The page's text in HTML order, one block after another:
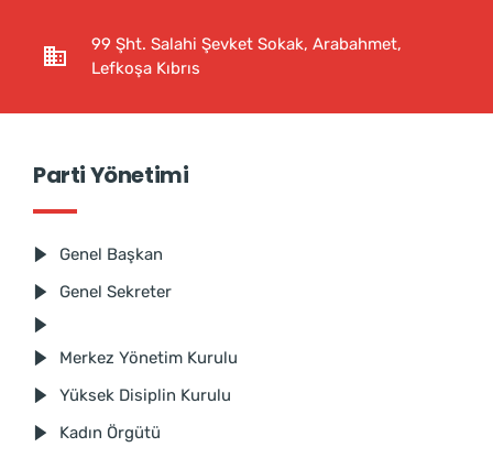
99 Şht. Salahi Şevket Sokak, Arabahmet,
Lefkoşa Kıbrıs
Parti Yönetimi
Genel Başkan
Genel Sekreter
Merkez Yönetim Kurulu
Yüksek Disiplin Kurulu
Kadın Örgütü